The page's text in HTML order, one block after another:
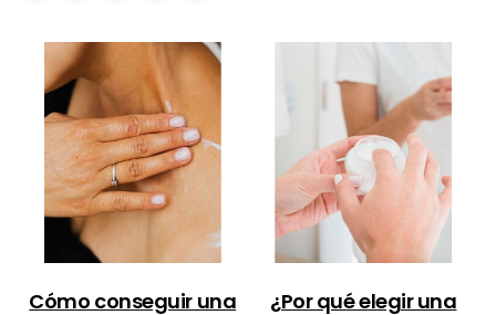
Cómo conseguir una
¿Por qué elegir una